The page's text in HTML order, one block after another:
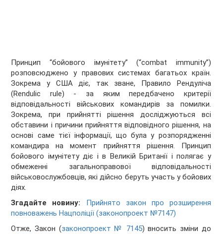
Принцип “бойового імунітету” (“combat immunity”)
розповсюджено у правових системах багатьох країн.
Зокрема у США діє, так зване, Правило Рендуліча
(Rendulic rule) - за яким передбачено критерії
відповідальності військових командирів за помилки.
Зокрема, при прийнятті рішення досліджуються всі
обставини і причини прийняття відповідного рішення, на
основі саме тієї інформації, що була у розпорядженні
командира на момент прийняття рішення. Принцип
бойового імунітету діє і в Великій Британії і полягає у
обмеженні загальноправової відповідальності
військовослужбовців, які дійсно беруть участь у бойових
діях.
Згадайте новину:
Прийнято закон про розширення
повноважень Нацполіції (законопроект №7147)
Отже, Закон (законопроект № 7145) вносить зміни до